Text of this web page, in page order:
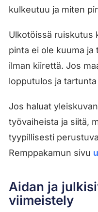
kulkeutuu ja miten
Ulkotöissä ruiskutus
pinta ei ole kuuma
ilman kiirettä. Jos
lopputulos ja
Jos haluat
työvaiheista ja siitä,
tyypillisesti
Remppakamun sivu
Aidan ja
viimeistely